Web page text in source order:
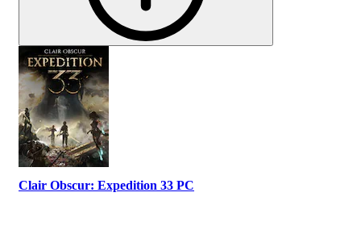
Clair Obscur: Expedition 33 PC